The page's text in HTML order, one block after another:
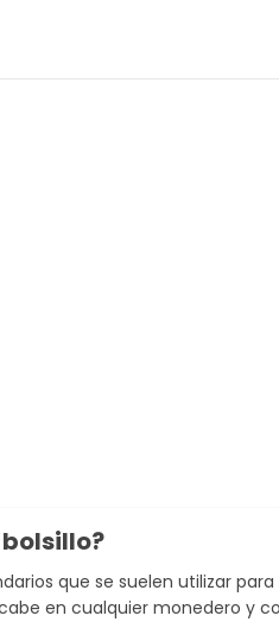
que se suelen utilizar
en cualquier monedero y